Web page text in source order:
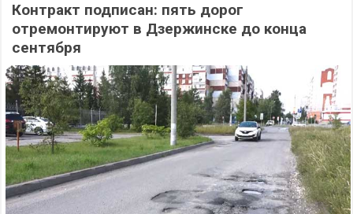
Контракт подписан: пять дорог
отремонтируют в Дзержинске до конца
сентября